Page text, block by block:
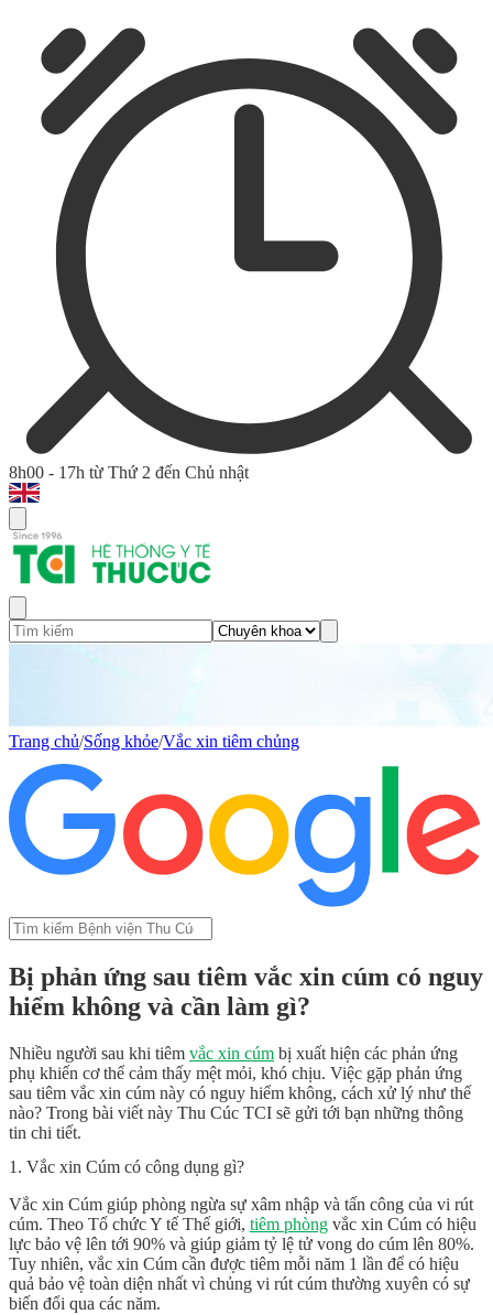
8h00 - 17h từ Thứ 2 đến Chủ nhật
Trang chủ/Sống khỏe/Vắc xin tiêm chủng
Bị phản ứng sau tiêm vắc xin cúm có nguy
hiểm không và cần làm gì?
Nhiều người sau khi tiêm vắc xin cúm bị xuất hiện các phản ứng
phụ khiến cơ thể cảm thấy mệt mỏi, khó chịu. Việc gặp phản ứng
sau tiêm vắc xin cúm này có nguy hiểm không, cách xử lý như thế
nào? Trong bài viết này Thu Cúc TCI sẽ gửi tới bạn những thông
tin chi tiết.
1. Vắc xin Cúm có công dụng gì?
Vắc xin Cúm giúp phòng ngừa sự xâm nhập và tấn công của vi rút
cúm. Theo Tổ chức Y tế Thế giới, tiêm phòng vắc xin Cúm có hiệu
lực bảo vệ lên tới 90% và giúp giảm tỷ lệ tử vong do cúm lên 80%.
Tuy nhiên, vắc xin Cúm cần được tiêm mỗi năm 1 lần để có hiệu
quả bảo vệ toàn diện nhất vì chủng vi rút cúm thường xuyên có sự
biến đổi qua các năm.